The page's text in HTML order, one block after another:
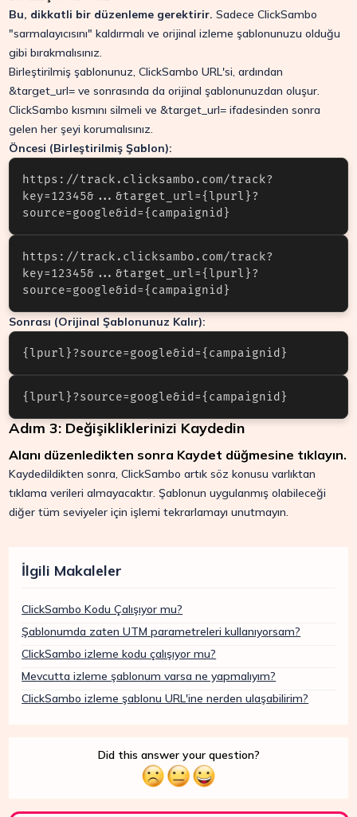
Bu, dikkatli bir düzenleme gerektirir. Sadece ClickSambo
"sarmalayıcısını" kaldırmalı ve orijinal izleme şablonunuzu olduğu
gibi bırakmalısınız.
Birleştirilmiş şablonunuz, ClickSambo URL'si, ardından
&target_url= ve sonrasında da orijinal şablonunuzdan oluşur.
ClickSambo kısmını silmeli ve&target_url= ifadesinden sonra
gelen her şeyi korumalısınız.
Öncesi (Birleştirilmiş Şablon):
https://track.clicksambo.com/track?
key=12345&...&target_url={lpurl}?
source=google&id={campaignid}
https://track.clicksambo.com/track?
key=12345&...&target_url={lpurl}?
Sonrası (Orijinal Şablonunuz Kalır):
{lpurl}?source=google&id={campaignid}
{lpurl}?source=google&id={campaignid}
Adım 3: Değişikliklerinizi Kaydedin
Alanı düzenledikten sonra Kaydet düğmesine tıklayın.
Kaydedildikten sonra, ClickSambo artık söz konusu varlıktan
tıklama verileri almayacaktır. Şablonun uygulanmış olabileceği
diğer tüm seviyeler için işlemi tekrarlamayı unutmayın.
İlgili Makaleler
ClickSambo Kodu Çalışıyor mu?
Şablonumda zaten UTM parametreleri kullanıyorsam?
ClickSambo izleme kodu çalışıyor mu?
Mevcutta izleme şablonum varsa ne yapmalıyım?
ClickSambo izleme şablonu URL'ine nerden ulaşabilirim?
Did this answer your question?